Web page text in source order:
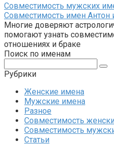
Совместимость мужских
Совместимость имен Антон
Многие доверяют
помогают узнать
отношениях и браке
Поиск по именам
Рубрики
Женские имена
Мужские имена
Разное
Совместимость
Совместимость
Статьи